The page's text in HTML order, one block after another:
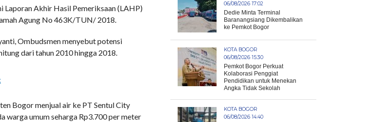
Laporan Akhir Hasil Pemeriksaan (LAHP)
Agung No 463K/TUN/ 2018.
Ombudsmen menyebut potensi
dari tahun 2010 hingga 2018.
Bogor menjual air ke PT Sentul City
warga umum seharga Rp3.700 per meter
06/08/2026 17:02
Dedie Minta Terminal
Baranangsiang Dikembalikan
ke Pemkot Bogor
KOTA BOGOR
06/08/2026 15:30
Pemkot Bogor Perkuat
Kolaborasi Penggiat
Pendidikan untuk Menekan
Angka Tidak Sekolah
KOTA BOGOR
06/08/2026 14:40